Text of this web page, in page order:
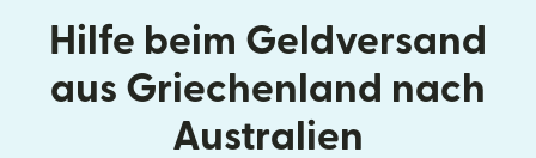
Hilfe beim Geldversand
aus Griechenland nach
Australien